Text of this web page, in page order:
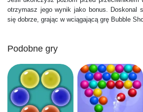
otrzymasz jego wynik jako bonus. Doskonal
się dobrze, grając w wciągającą grę Bubble
Podobne gry